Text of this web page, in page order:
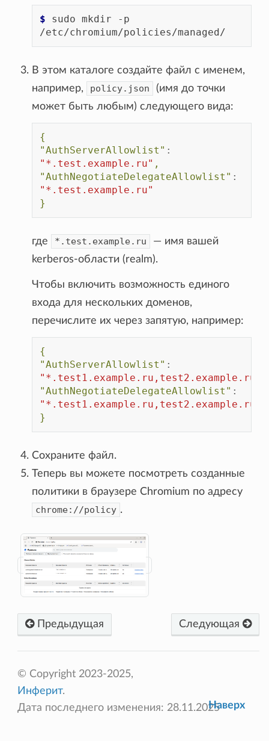
$ sudo mkdir
-p
В этом каталоге создайте файл с именем,
например,
policy.json
(имя до точки
может быть любым) следующего вида:
{
"AuthServerAllowlist" :
"*.test.example.ru" ,
"AuthNegotiateDelegateAllowlist" :
"*.test.example.ru"
}
где *.test.example.ru
— имя вашей
kerberos-области (realm).
Чтобы включить возможность единого
входа для нескольких доменов,
перечислите их через запятую, например:
{
"AuthServerAllowlist" :
"AuthNegotiateDelegateAllowlist" :
}
Сохраните файл.
Теперь вы можете посмотреть созданные
политики в браузере Chromium по адресу
chrome://policy .
Предыдущая Следующая
© Copyright 2023-2025,
Инферит.
Дата последнего изменения: 28.11.2025Наверх